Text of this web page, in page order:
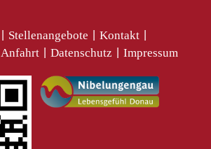
Stellenangebote Kontakt
Anfahrt Datenschutz Impressum